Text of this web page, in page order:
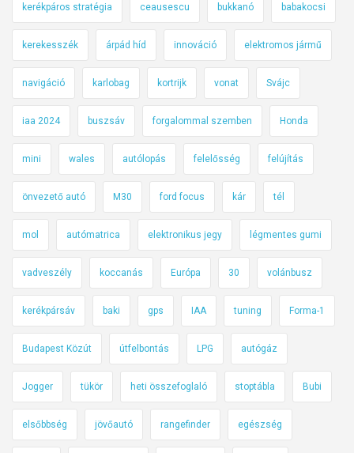
kerékpáros stratégia ceausescu bukkanó babakocsi
kerekesszék árpád híd innováció elektromos jármű
navigáció karlobag kortrijk vonat Svájc
iaa 2024 buszsáv forgalommal szemben Honda
mini wales autólopás felelősség felújítás
önvezető autó M30 ford focus kár tél
mol autómatrica elektronikus jegy légmentes gumi
vadveszély koccanás Európa 30 volánbusz
kerékpársáv baki gps IAA tuning Forma-1
Budapest Közút útfelbontás LPG autógáz
Jogger tükör heti összefoglaló stoptábla Bubi
elsőbbség jövőautó rangefinder egészség